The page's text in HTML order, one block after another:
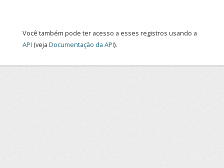
Você também pode ter acesso a esses registros usando a
API (veja Documentação da API).